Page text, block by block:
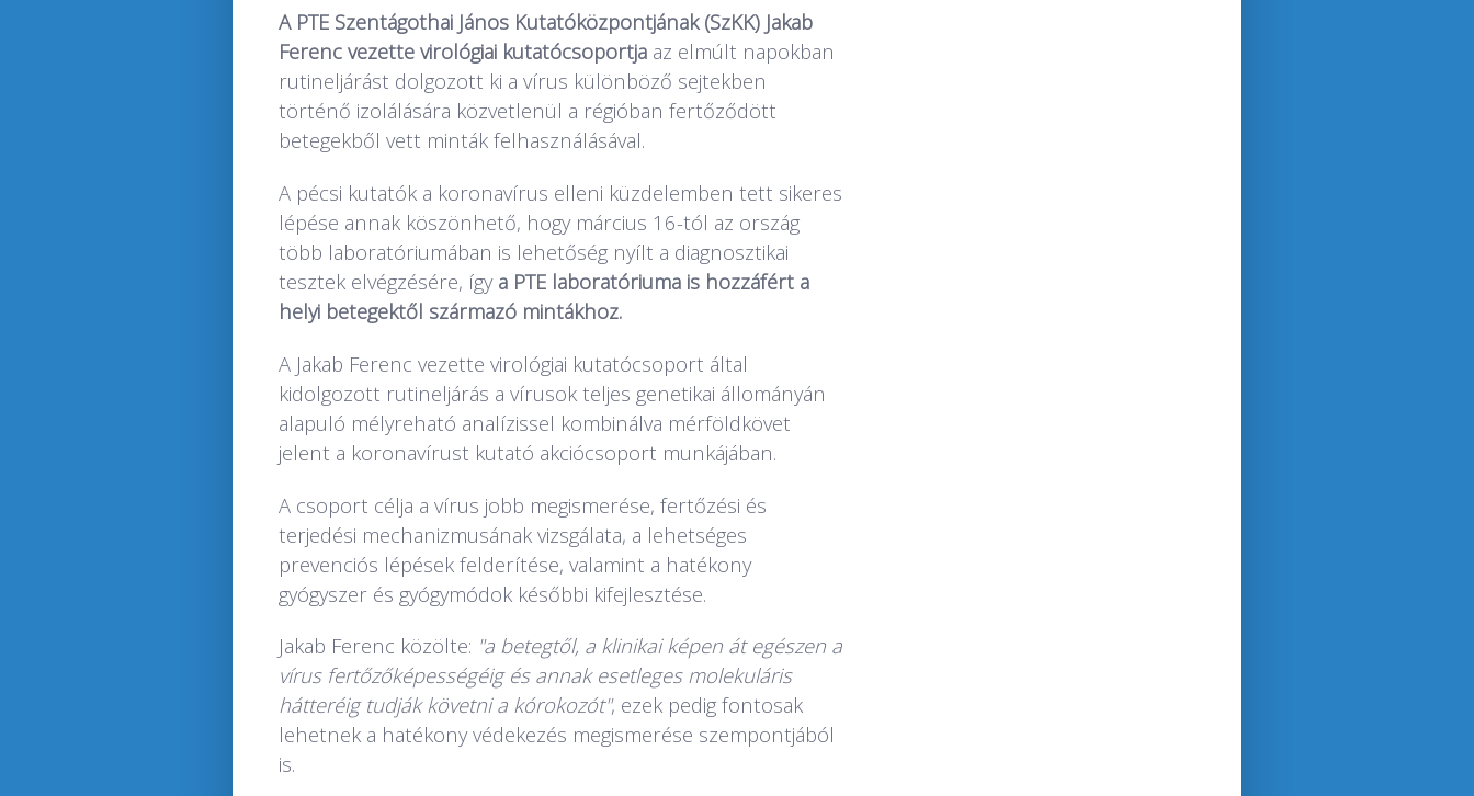
A PTE Szentágothai János Kutatóközpontjának (SzKK) Jakab
Ferenc vezette virológiai kutatócsoportja az elmúlt napokban
rutineljárást dolgozott ki a vírus különböző sejtekben
történő izolálására közvetlenül a régióban fertőződött
betegekből vett minták felhasználásával.
A pécsi kutatók a koronavírus elleni küzdelemben tett sikeres
lépése annak köszönhető, hogy március 16-tól az ország
több laboratóriumában is lehetőség nyílt a diagnosztikai
tesztek elvégzésére, így a PTE laboratóriuma is hozzáfért a
helyi betegektől származó mintákhoz.
A Jakab Ferenc vezette virológiai kutatócsoport által
kidolgozott rutineljárás a vírusok teljes genetikai állományán
alapuló mélyreható analízissel kombinálva mérföldkövet
jelent a koronavírust kutató akciócsoport munkájában.
A csoport célja a vírus jobb megismerése, fertőzési és
terjedési mechanizmusának vizsgálata, a lehetséges
prevenciós lépések felderítése, valamint a hatékony
gyógyszer és gyógymódok későbbi kifejlesztése.
Jakab Ferenc közölte: "a betegtől, a klinikai képen át egészen a
vírus fertőzőképességéig és annak esetleges molekuláris
hátteréig tudják követni a kórokozót", ezek pedig fontosak
lehetnek a hatékony védekezés megismerése szempontjából
is.